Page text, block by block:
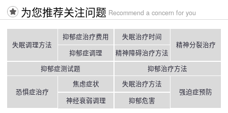
为您推荐关注问题 Recommend a concern for you
失眠调理方法
抑郁症治疗费用
抑郁症调理
失眠治疗时间
精神障碍治疗方法
精神分裂治疗
抑郁症测试题 抑郁治疗方法
恐惧症治疗
焦虑症状
神经衰弱调理
失眠治疗方法
抑郁危害
强迫症预防